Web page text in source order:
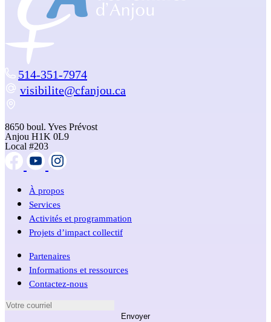
514-351-7974
visibilite@cfanjou.ca
8650 boul. Yves Prévost
Anjou H1K 0L9
Local #203
À propos
Services
Activités et programmation
Projets d’impact collectif
Partenaires
Informations et ressources
Contactez-nous
Envoyer